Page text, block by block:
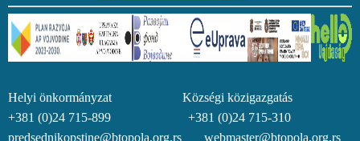
Helyi önkormányzat Községi közigazgatás
+381 (0)24 715-899 +381 (0)24 715-310
predsednikopstine@btopola.org.rs webmaster@btopola.org.rs